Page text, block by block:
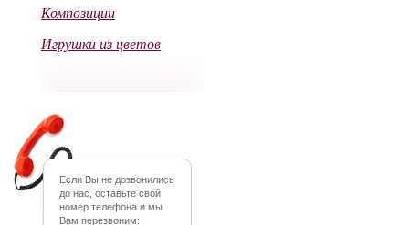
Композиции
Игрушки из цветов
Если Вы не дозвонились
до нас, оставьте свой
номер телефона и мы
Вам перезвоним: